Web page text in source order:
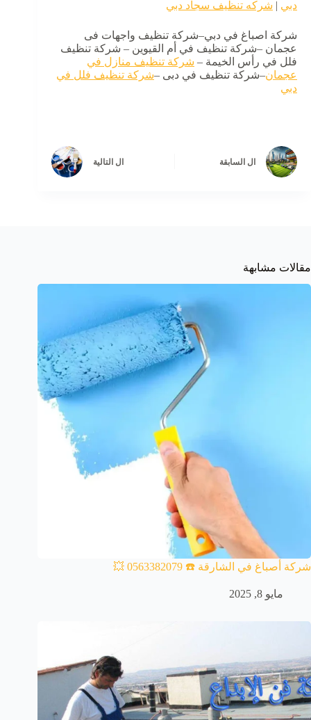
دبي | شركه تنظيف سجاد دبي
شركة اصباغ في دبي–شركة تنظيف واجهات فى
عجمان –شركة تنظيف في أم القيوين – شركة تنظيف
فلل في رأس الخيمة – شركة تنظيف منازل في
عجمان–شركة تنظيف في دبى –شركة تنظيف فلل في
دبي
ال السابقة ال التالية
مقالات مشابهة
شركة أصباغ في الشارقة ☎️ 0563382079 💥
مايو 8, 2025